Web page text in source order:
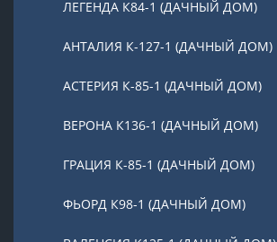
ЛЕГЕНДА К84-1 (ДАЧНЫЙ ДОМ)
АНТАЛИЯ К-127-1 (ДАЧНЫЙ ДОМ)
АСТЕРИЯ К-85-1 (ДАЧНЫЙ ДОМ)
ВЕРОНА К136-1 (ДАЧНЫЙ ДОМ)
ГРАЦИЯ К-85-1 (ДАЧНЫЙ ДОМ)
ФЬОРД К98-1 (ДАЧНЫЙ ДОМ)